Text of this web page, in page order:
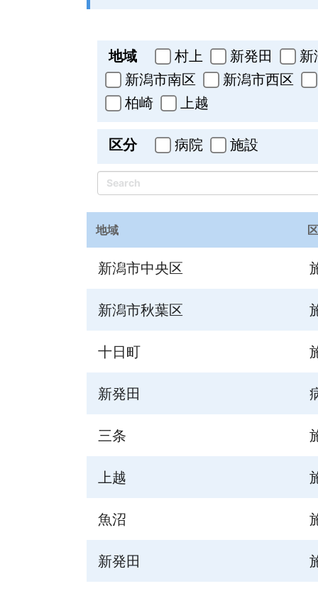
地域 全て村上 新発田
新
新潟市南区
新潟市西区
柏崎
上越
区分 全て病院 施設
Search
地域
新潟市中央区
新潟市秋葉区
十日町
新発田
三条
上越
魚沼
新発田